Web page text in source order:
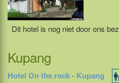
Dit hotel is nog niet door ons
Kupang
Hotel On the rock - Kupang